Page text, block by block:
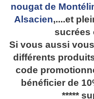
nougat de
Alsacien,....et
sucrées
Si vous aussi
différents
code
bénéficier de
*****